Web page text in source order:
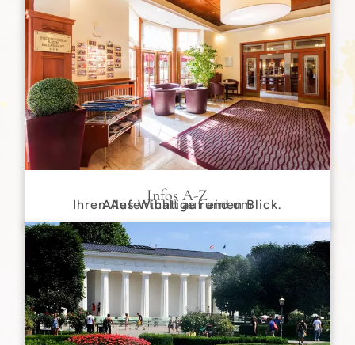
Infos A-Z
Alles Wichtige rund um
Ihren Aufenthalt auf einen Blick.